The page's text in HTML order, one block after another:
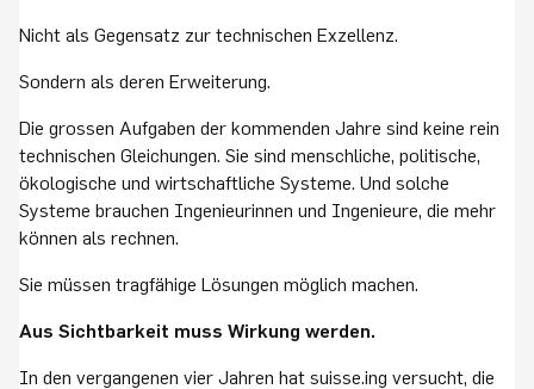
Nicht als Gegensatz zur technischen Exzellenz.
Sondern als deren Erweiterung.
Die grossen Aufgaben der kommenden Jahre sind keine rein
technischen Gleichungen. Sie sind menschliche, politische,
ökologische und wirtschaftliche Systeme. Und solche
Systeme brauchen Ingenieurinnen und Ingenieure, die mehr
können als rechnen.
Sie müssen tragfähige Lösungen möglich machen.
Aus Sichtbarkeit muss Wirkung werden.
In den vergangenen vier Jahren hat suisse.ing versucht, die